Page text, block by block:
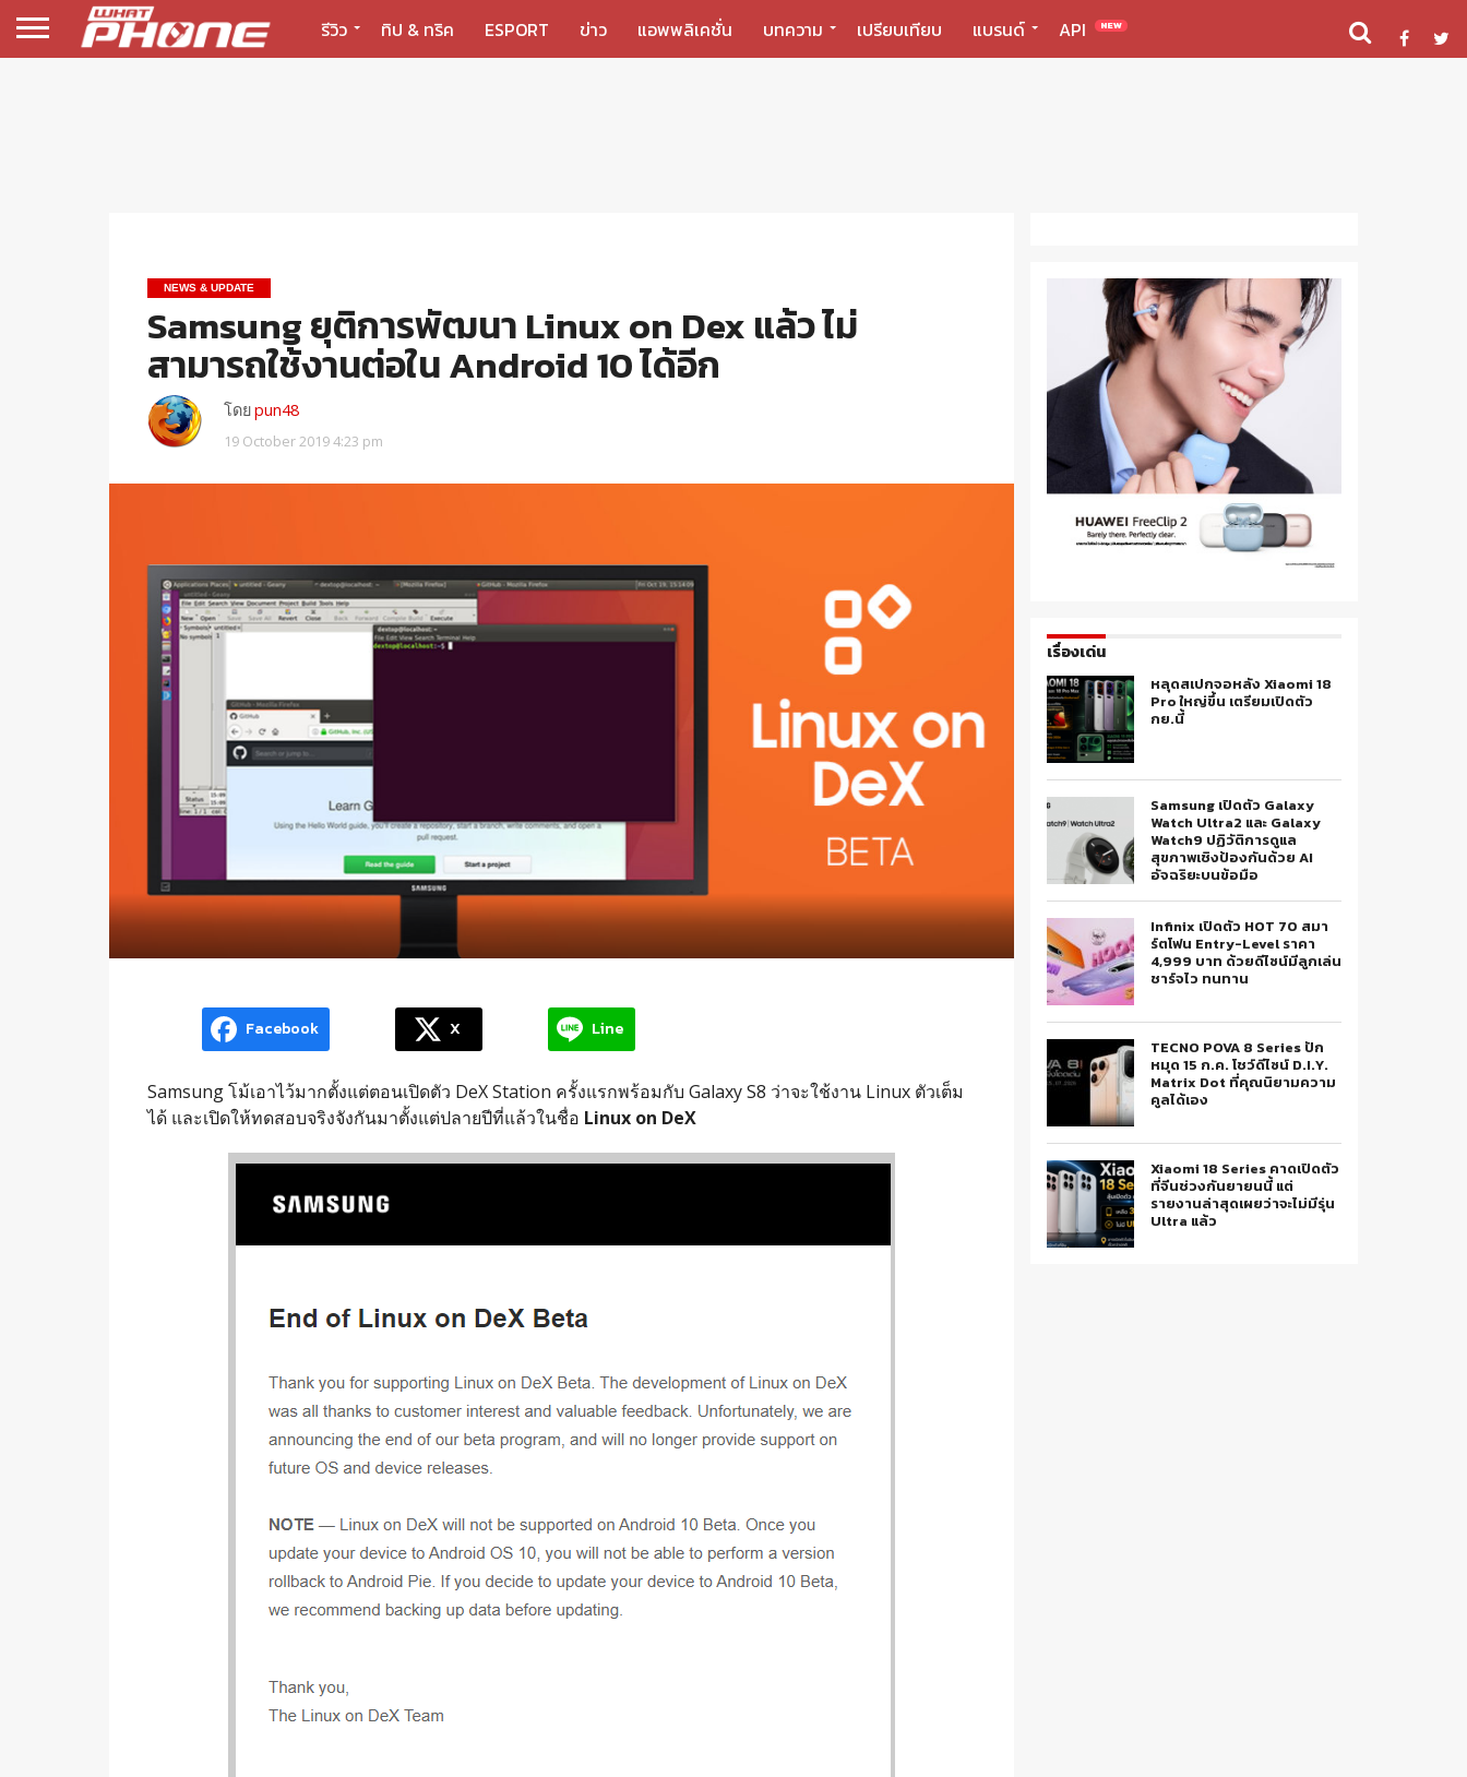
รีวิว ทิป & ทริค ESPORT ข่าว แอพพลิเคชั่น บทความ เปรียบเทียบ แบรนด์ API NEW
NEWS & UPDATE
Samsung ยุติการพัฒนา Linux on Dex แล้ว ไม่
สามารถใช้งานต่อใน Android 10 ได้อีก
โดยpun48
19 October 2019 4:23 pm
Facebook X Line
Samsung โม้เอาไว้มากตั้งแต่ตอนเปิดตัว DeX Station ครั้งแรกพร้อมกับ Galaxy S8 ว่าจะใช้งาน Linux ตัวเต็ม
ได้ และเปิดให้ทดสอบจริงจังกันมาตั้งแต่ปลายปีที่แล้วในชื่อ Linux on DeX
เรื่องเด่น
หลุดสเปกจอหลัง Xiaomi 18
Pro ใหญ่ขึ้น เตรียมเปิดตัว
กย.นี้
Samsung เปิดตัว Galaxy
Watch Ultra2 และ Galaxy
Watch9 ปฏิวัติการดูแล
สุขภาพเชิงป้องกันด้วย AI
อัจฉริยะบนข้อมือ
Infinix เปิดตัว HOT 70 สมา
ร์ตโฟน Entry-Level ราคา
4,999 บาท ด้วยดีไซน์มีลูกเล่น
ชาร์จไว ทนทาน
TECNO POVA 8 Series ปัก
หมุด 15 ก.ค. โชว์ดีไซน์ D.I.Y.
Matrix Dot ที่คุณนิยามความ
คูลได้เอง
Xiaomi 18 Series คาดเปิดตัว
ที่จีนช่วงกันยายนนี้ แต่
รายงานล่าสุดเผยว่าจะไม่มีรุ่น
Ultra แล้ว